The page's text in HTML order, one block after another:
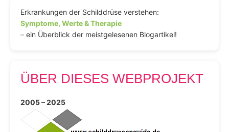
Erkrankungen der Schilddrüse verstehen:
Symptome, Werte & Therapie
– ein Überblick der meistgelesenen Blogartikel!
ÜBER DIESES WEBPROJEKT
2005 – 2025